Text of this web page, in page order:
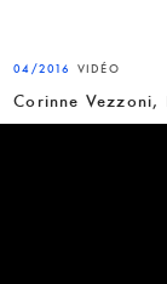
04/2016 VIDÉO
Corinne Vezzoni,